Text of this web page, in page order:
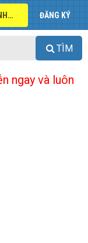
ĐĂNG NHẬP ĐĂNG KÝ
TÌM
ngay và luôn